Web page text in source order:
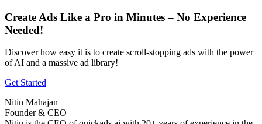
Create Ads Like a Pro in Minutes – No Experience
Needed!
Discover how easy it is to create scroll-stopping ads with the power
of AI and a massive ad library!
Get Started
Nitin Mahajan
Founder & CEO